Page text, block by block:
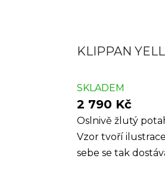
KLIPPAN
SKLADEM
2 790 Kč
Oslnivě žlutý
Vzor tvoří
sebe se tak